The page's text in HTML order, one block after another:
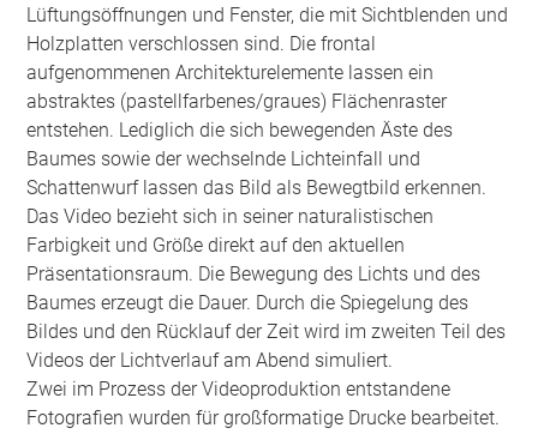
Lüftungsöffnungen und Fenster, die mit Sichtblenden und
Holzplatten verschlossen sind. Die frontal
aufgenommenen Architekturelemente lassen ein
abstraktes (pastellfarbenes/graues) Flächenraster
entstehen. Lediglich die sich bewegenden Äste des
Baumes sowie der wechselnde Lichteinfall und
Schattenwurf lassen das Bild als Bewegtbild erkennen.
Das Video bezieht sich in seiner naturalistischen
Farbigkeit und Größe direkt auf den aktuellen
Präsentationsraum. Die Bewegung des Lichts und des
Baumes erzeugt die Dauer. Durch die Spiegelung des
Bildes und den Rücklauf der Zeit wird im zweiten Teil des
Videos der Lichtverlauf am Abend simuliert.
Zwei im Prozess der Videoproduktion entstandene
Fotografien wurden für großformatige Drucke bearbeitet.